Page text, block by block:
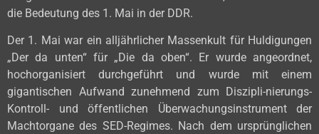
die Bedeutung des 1. Mai in der DDR.
Der 1. Mai war ein alljährlicher Massenkult für Huldigungen
„Der da unten“ für „Die da oben“. Er wurde angeordnet,
hochorganisiert durchgeführt und wurde mit einem
gigantischen Aufwand zunehmend zum Diszipli-nierungs-
Kontroll- und öffentlichen Überwachungsinstrument der
Machtorgane des SED-Regimes. Nach dem ursprünglichen